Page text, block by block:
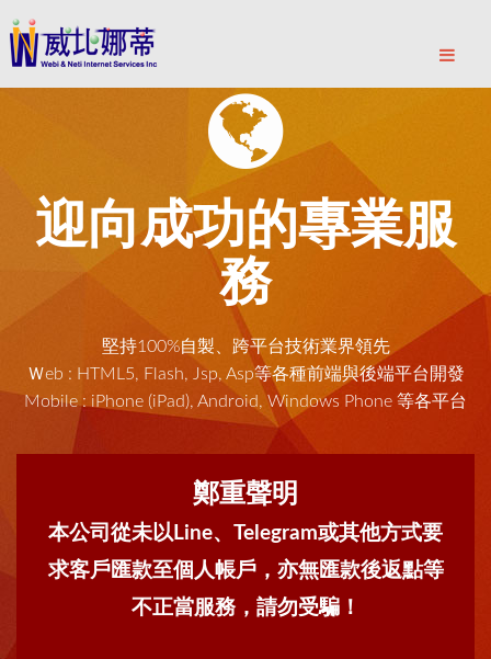
迎向成功的專業服
務
堅持100%自製、跨平台技術業界領先
Ｗeb : HTML5, Flash, Jsp, Asp等各種前端與後端平台開發
Mobile : iPhone (iPad), Android, Windows Phone 等各平台
鄭重聲明
本公司從未以Line、Telegram或其他方式要
求客戶匯款至個人帳戶，亦無匯款後返點等
不正當服務，請勿受騙！